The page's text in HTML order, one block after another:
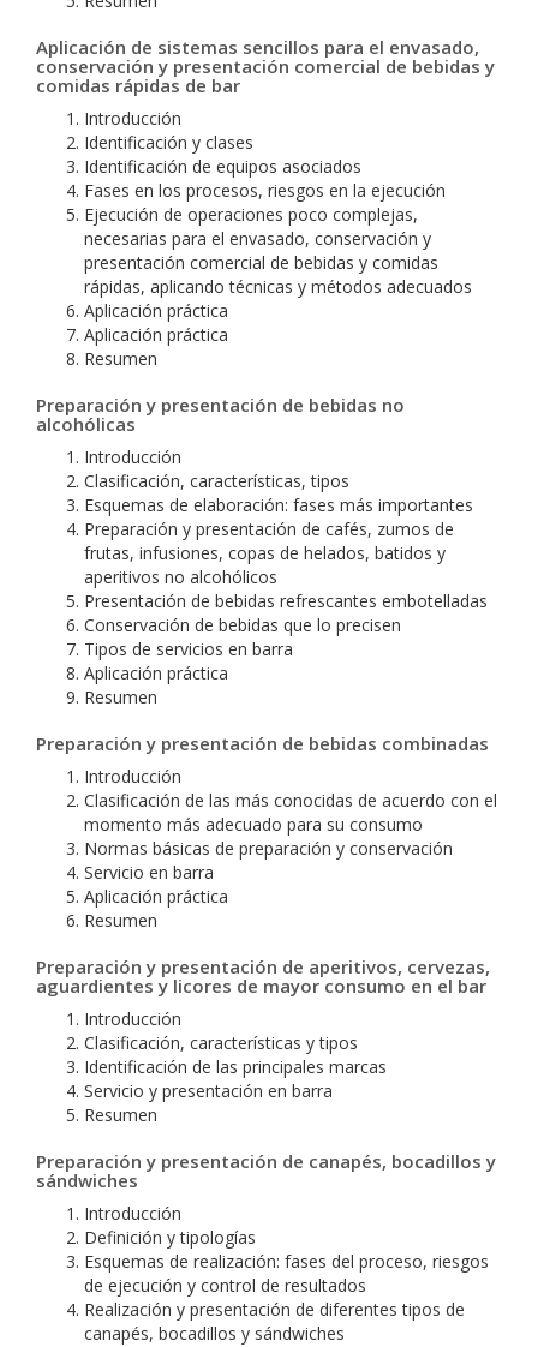
Aplicación de sistemas sencillos para el envasado,
conservación y presentación comercial de bebidas y
comidas rápidas de bar
Introducción
Identificación y clases
Identificación de equipos asociados
Fases en los procesos, riesgos en la ejecución
Ejecución de operaciones poco complejas,
necesarias para el envasado, conservación y
presentación comercial de bebidas y comidas
rápidas, aplicando técnicas y métodos adecuados
Aplicación práctica
Aplicación práctica
Resumen
Preparación y presentación de bebidas no
alcohólicas
Introducción
Clasificación, características, tipos
Esquemas de elaboración: fases más importantes
Preparación y presentación de cafés, zumos de
frutas, infusiones, copas de helados, batidos y
aperitivos no alcohólicos
Presentación de bebidas refrescantes embotelladas
Conservación de bebidas que lo precisen
Tipos de servicios en barra
Aplicación práctica
Resumen
Preparación y presentación de bebidas combinadas
Introducción
Clasificación de las más conocidas de acuerdo con el
momento más adecuado para su consumo
Normas básicas de preparación y conservación
Servicio en barra
Aplicación práctica
Resumen
Preparación y presentación de aperitivos, cervezas,
aguardientes y licores de mayor consumo en el bar
Introducción
Clasificación, características y tipos
Identificación de las principales marcas
Servicio y presentación en barra
Resumen
Preparación y presentación de canapés, bocadillos y
sándwiches
Introducción
Definición y tipologías
Esquemas de realización: fases del proceso, riesgos
de ejecución y control de resultados
Realización y presentación de diferentes tipos de
canapés, bocadillos y sándwiches